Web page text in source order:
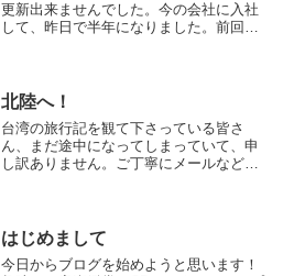
更新出来ませんでした。今の会社に入社
して、昨日で半年になりました。前回の
に異動させて欲しい旨を伝...
北陸へ！
台湾の旅行記を観て下さっている皆さ
ん、まだ途中になってしまっていて、申
し訳ありません。ご丁寧にメールなど下
論、話題沸騰中の北陸新幹線で...
はじめまして
今日からブログを始めようと思います！